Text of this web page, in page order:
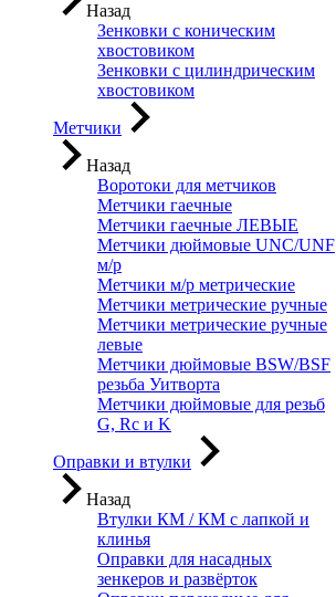
Назад
Зенковки с коническим
хвостовиком
Зенковки с цилиндрическим
хвостовиком
Метчики
Назад
Воротоки для метчиков
Метчики гаечные
Метчики гаечные ЛЕВЫЕ
Метчики дюймовые UNC/UNF
м/р
Метчики м/р метрические
Метчики метрические ручные
Метчики метрические ручные
левые
Метчики дюймовые BSW/BSF
резьба Уитворта
Метчики дюймовые для резьб
G, Rc и K
Оправки и втулки
Назад
Втулки КМ / КМ с лапкой и
клинья
Оправки для насадных
зенкеров и развёрток